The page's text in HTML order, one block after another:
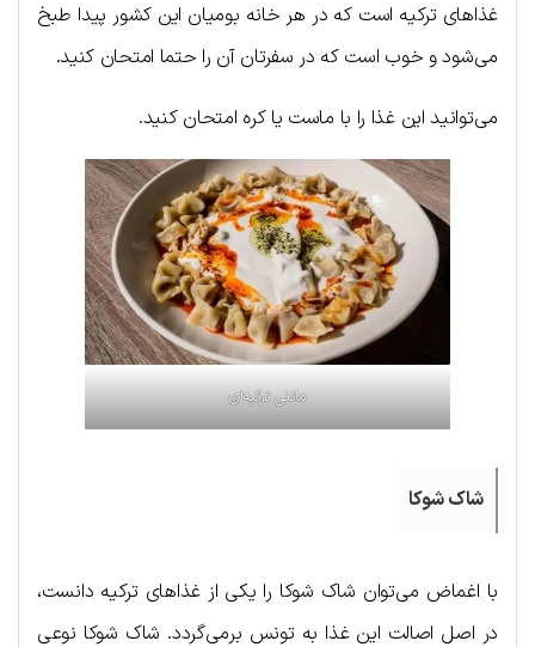
غذاهای ترکیه است که در هر خانه‌ بومیان این کشور پیدا طبخ
می‌شود و خوب است که در سفرتان آن را حتما امتحان کنید.
می‌توانید این غذا را با ماست یا کره امتحان کنید.
مانتی ترکیه‌ای
شاک شوکا
با اغماض می‌توان شاک شوکا را یکی از غذاهای ترکیه دانست،
در اصل اصالت این غذا به تونس برمی‌گردد. شاک شوکا نوعی